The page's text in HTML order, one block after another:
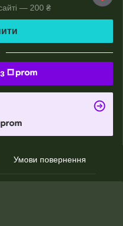
— 200 ₴
Умови повернення